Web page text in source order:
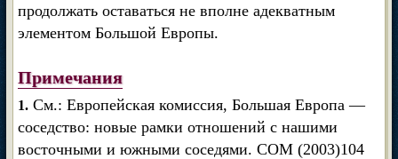
продолжать оставаться не вполне адекватным
элементом Большой Европы.
Примечания
1. См.: Европейская комиссия, Большая Европа —
соседство: новые рамки отношений с нашими
восточными и южными соседями. СОМ (2003)104